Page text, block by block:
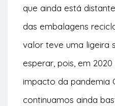
que ainda está
das embalagens
valor teve uma ligeira
esperar, pois, em
impacto da pandemia
continuamos ainda